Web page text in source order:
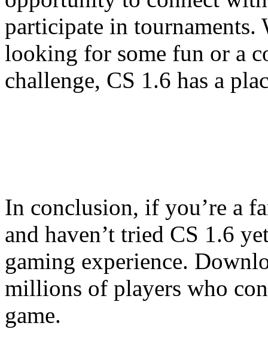
participate in tournaments.
looking for some fun or a
challenge, CS 1.6 has a
In conclusion, if you’re a
and haven’t tried CS 1.6
gaming experience.
millions of players who
game.